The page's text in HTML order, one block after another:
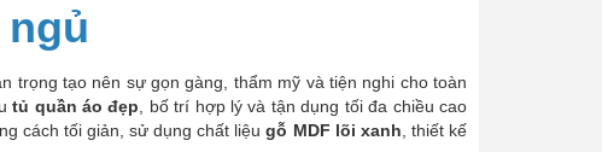
trọng tạo nên sự gọn gàng, thẩm mỹ và tiện nghi cho toàn
tủ quần áo đẹp , bố trí hợp lý và tận dụng tối đa chiều cao
cách tối giản, sử dụng chất liệugỗ MDF lõi xanh , thiết kế